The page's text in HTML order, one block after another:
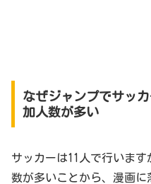
なぜジャンプでサッ
加人数が多い
サッカーは11人で行いま
数が多いことから、漫画